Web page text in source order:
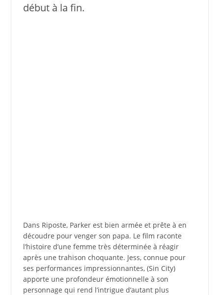
début à la fin.
Dans Riposte, Parker est bien armée et prête à en
découdre pour venger son papa. Le film raconte
l’histoire d’une femme très déterminée à réagir
après une trahison choquante. Jess, connue pour
ses performances impressionnantes, (Sin City)
apporte une profondeur émotionnelle à son
personnage qui rend l’intrigue d’autant plus